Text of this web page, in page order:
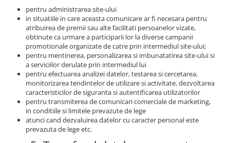
pentru administrarea site-ului
in situatiile in care aceasta comunicare ar fi necesara pentru
atribuirea de premii sau alte facilitati persoanelor vizate,
obtinute ca urmare a participarii lor la diverse campanii
promotionale organizate de catre prin intermediul site-ului;
pentru mentinerea, personalizarea si imbunatatirea site-ului si
a serviciilor derulate prin intermediul lui
pentru efectuarea analizei datelor, testarea si cercetarea,
monitorizarea tendintelor de utilizare si activitate, dezvoltarea
caracteristicilor de siguranta si autentificarea utilizatorilor
pentru transmiterea de comunicari comerciale de marketing,
in conditiile si limitele prevazute de lege
atunci cand dezvaluirea datelor cu caracter personal este
prevazuta de lege etc.